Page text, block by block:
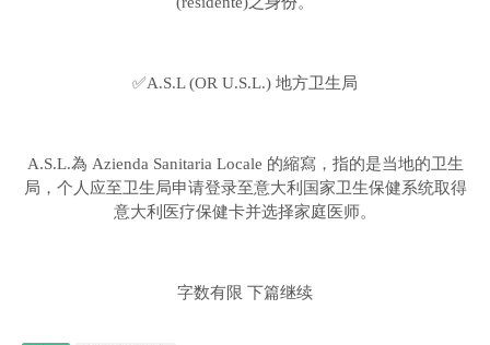
✅A.S.L (OR U.S.L.) 地方卫生局
A.S.L.為 Azienda Sanitaria Locale 的縮寫，指的是当地的卫生
局，个人应至卫生局申请登录至意大利国家卫生保健系统取得
意大利医疗保健卡并选择家庭医师。
字数有限 下篇继续